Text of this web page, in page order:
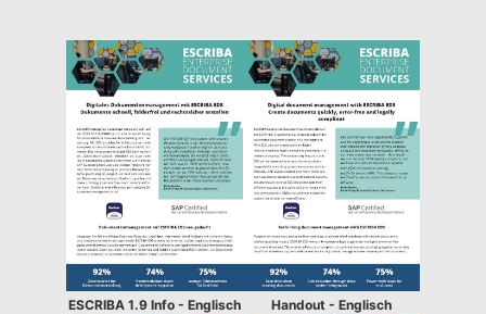
ESCRIBA 1.9 Info - Englisch Handout - Englisch